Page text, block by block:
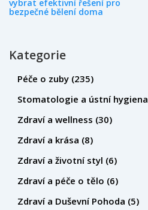
vybrat efektivní řešení pro
bezpečné bělení doma
Kategorie
Péče o zuby (235)
Stomatologie a ústní hygiena
Zdraví a wellness (30)
Zdraví a krása (8)
Zdraví a životní styl (6)
Zdraví a péče o tělo (6)
Zdraví a Duševní Pohoda (5)